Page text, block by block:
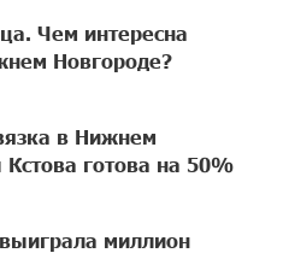
Чем интересна
Новгороде?
в Нижнем
готова на 50%
миллион